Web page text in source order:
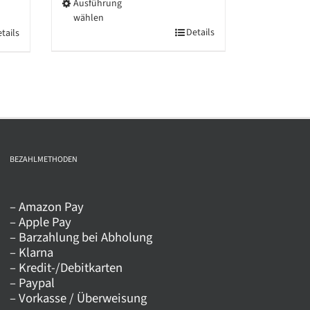
Ausführung
wählen
Optionen
auf
der
Produktseite
gewählt
werden
Details
BEZAHLMETHODEN
– Amazon Pay
– Apple Pay
– Barzahlung bei Abholung
– Klarna
– Kredit-/Debitkarten
– Paypal
– Vorkasse / Überweisung